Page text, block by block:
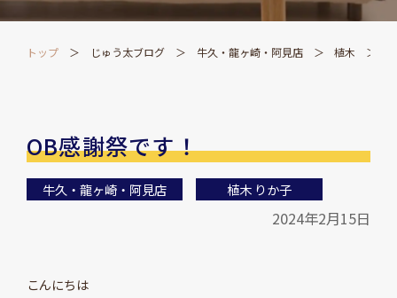
トップ じゅう太ブログ 牛久・龍ヶ崎・阿見店 植木
OB感謝祭です！
牛久・龍ヶ崎・阿見店 植木 りか子
2024年2月15日
こんにちは